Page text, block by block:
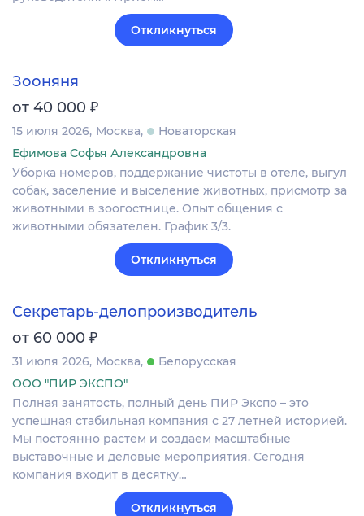
Откликнуться
Зооняня
от 40 000 ₽
15 июля 2026 Москва
Новаторская
Ефимова Софья Александровна
Уборка номеров, поддержание чистоты в отеле, выгул
собак, заселение и выселение животных, присмотр за
животными в зоогостнице. Опыт общения с
животными обязателен. График 3/3.
Откликнуться
Секретарь-делопроизводитель
от 60 000 ₽
31 июля 2026 Москва
Белорусская
ООО "ПИР ЭКСПО"
Полная занятость, полный день ПИР Экспо – это
успешная стабильная компания с 27 летней историей.
Мы постоянно растем и создаем масштабные
выставочные и деловые мероприятия. Сегодня
компания входит в десятку…
Откликнуться